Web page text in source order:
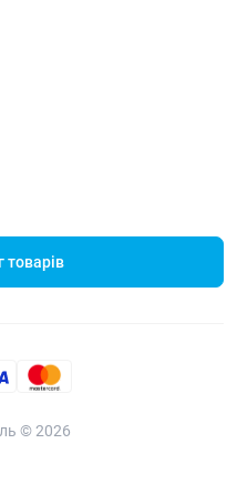
товарів
© 2026